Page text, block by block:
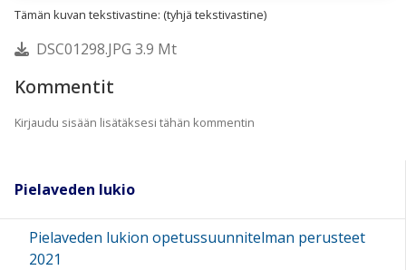
Tämän kuvan tekstivastine: (tyhjä tekstivastine)
DSC01298.JPG 3.9 Mt
Kommentit
Kirjaudu sisään lisätäksesi tähän kommentin
Pielaveden lukio
Pielaveden lukion opetussuunnitelman perusteet
2021